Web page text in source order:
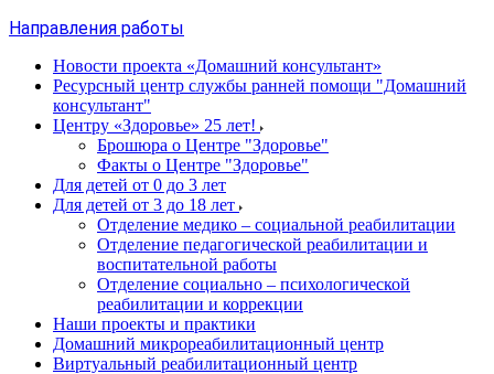
Направления работы
Новости проекта «Домашний консультант»
Ресурсный центр службы ранней помощи "Домашний
консультант"
Центру «Здоровье» 25 лет!
Брошюра о Центре "Здоровье"
Факты о Центре "Здоровье"
Для детей от 0 до 3 лет
Для детей от 3 до 18 лет
Отделение медико – социальной реабилитации
Отделение педагогической реабилитации и
воспитательной работы
Отделение социально – психологической
реабилитации и коррекции
Наши проекты и практики
Домашний микрореабилитационный центр
Виртуальный реабилитационный центр